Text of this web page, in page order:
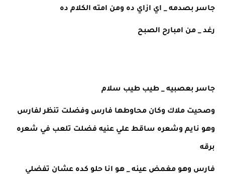
جاسر بصدمه _ اي ازاي ده ومن امته الكلام ده
رغد _ من امبارح الصبح
جاسر بعصبيه _ طيب طيب سلام
برقه